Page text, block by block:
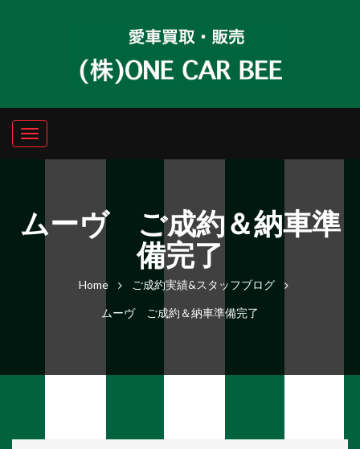
ムーヴ ご成約＆納車準
備完了
Home ご成約実績&スタッフブログ
ムーヴ ご成約＆納車準備完了